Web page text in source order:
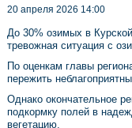
20 апреля 2026 14:00
До 30% озимых в
тревожная ситуация с
По оценкам главы
пережить
Однако окончательное
подкормку полей в
вегетацию.